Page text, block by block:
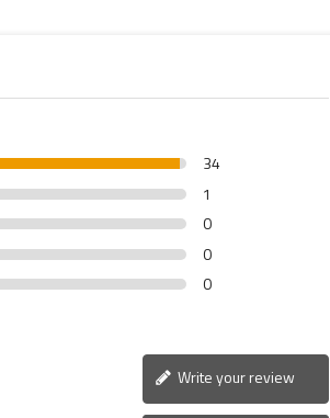
34
1
0
0
0
Write your review